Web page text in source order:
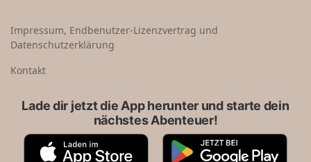
e
n
Impressum, Endbenutzer-Lizenzvertrag und
Datenschutzerklärung
Kontakt
Lade dir jetzt die App herunter und starte dein
nächstes Abenteuer!
A
G